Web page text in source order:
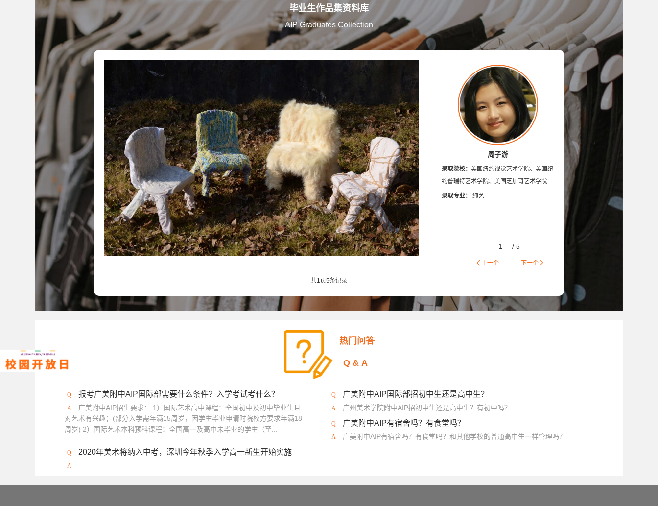
英国创意艺术大学 诺森比亚大学 多摩美术大学 蒙纳士大学 英国法尔茅斯大学 美国林林艺术设计学院 澳门理工学院
美国旧金山艺术学院 英国布莱顿大学 艾米丽卡尔艺术与设计大学 英国邓迪大学 京都艺术大学 罗切斯特理工学院 日本大学艺术学部
英国密德萨斯大学 安大略艺术设计学院 日本女子美术大学 美国缅因艺术学院 京都精华大学 东京造型大学 伦敦雷文斯本大学 东京艺术大学
武藏野美术大学 京都市立艺术大学 斯威本科技大学
新加坡拉萨尔艺术学院 悉尼大学 英国德蒙福特大学
伦敦传媒学院 冲绳县立艺术大学 英国斯泰福厦大学 英国AA建筑联盟学院 马兰欧尼时装与设计学院 英国安格利亚鲁斯金大学 英国伦敦时装学院
澳大利亚西澳大学 坎伯韦尔艺术学院 澳大利亚格里菲斯大学 英国西英格兰大学 荷兰阿尔特兹艺术学院 切尔西艺术与设计学院
加拿大康考迪亚大学 加拿大阿尔伯塔艺术大学 法国高等视觉传媒学院 法国工艺美术学院 加拿大圣克莱尔学院
英国利兹大学 马兰戈尼学院（伦敦校区） 英国伯恩茅斯大学 温布尔登艺术学院 英国南安普顿大学
毕业生作品集资料库
AIP Graduates Collection
罗康琪
英国格拉斯哥艺术学院、英国伦
匠学院、英国拉夫堡大学、美国纽
术学院、美国芝加哥艺术学院、美
瑞特艺术学院、美国加州艺术学
平面设计
5
周子游
录取院校： 美国纽约视觉艺术学院、美国纽
约普瑞特艺术学院、美国芝加哥艺术学院、
美国萨凡纳艺术与设计学院、美国加州艺术
录取专业： 纯艺
1 / 5
上一个 下一个
共1 页5条记录
热门问答
Q&A
报考广美附中AIP国际部需要什么条件？入学考试考什么？
广美附中AIP招生要求： 1）国际艺术高中课程：全国初中及初中毕业生且
对艺术有兴趣；(部分入学需年满15周岁，因学生毕业申请时院校方要求年满18
周岁) 2）国际艺术本科预科课程：全国高一及高中未毕业的学生（至...
广美附中AIP国际部招初中生还是高中生？
广州美术学院附中AIP招初中生还是高中生？有初中吗？
广美附中AIP有宿舍吗？有食堂吗？
广美附中AIP有宿舍吗？有食堂吗？和其他学校的普通高中生一样管理吗？
2020年美术将纳入中考，深圳今年秋季入学高一新生开始实施